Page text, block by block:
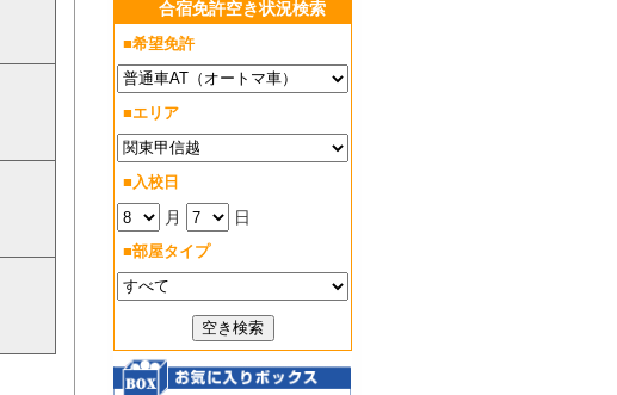
合宿免許空き状況検索
■希望免許
■エリア
■入校日
月 日
■部屋タイプ